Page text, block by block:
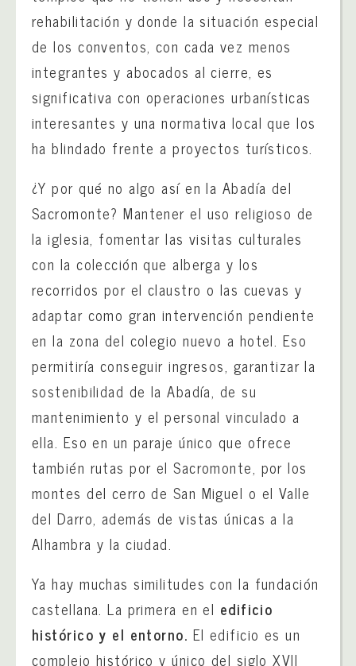
rehabilitación y donde la situación especial
de los conventos, con cada vez menos
integrantes y abocados al cierre, es
significativa con operaciones urbanísticas
interesantes y una normativa local que los
ha blindado frente a proyectos turísticos.
¿Y por qué no algo así en la Abadía del
Sacromonte? Mantener el uso religioso de
la iglesia, fomentar las visitas culturales
con la colección que alberga y los
recorridos por el claustro o las cuevas y
adaptar como gran intervención pendiente
en la zona del colegio nuevo a hotel. Eso
permitiría conseguir ingresos, garantizar la
sostenibilidad de la Abadía, de su
mantenimiento y el personal vinculado a
ella. Eso en un paraje único que ofrece
también rutas por el Sacromonte, por los
montes del cerro de San Miguel o el Valle
del Darro, además de vistas únicas a la
Alhambra y la ciudad.
Ya hay muchas similitudes con la fundación
castellana. La primera en el edificio
histórico y el entorno. El edificio es un
complejo histórico y único del siglo XVII